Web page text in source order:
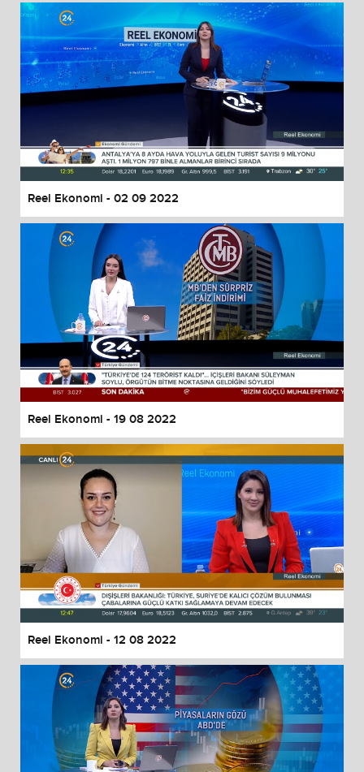
Reel Ekonomi - 02 09 2022
Reel Ekonomi - 19 08 2022
Reel Ekonomi - 12 08 2022